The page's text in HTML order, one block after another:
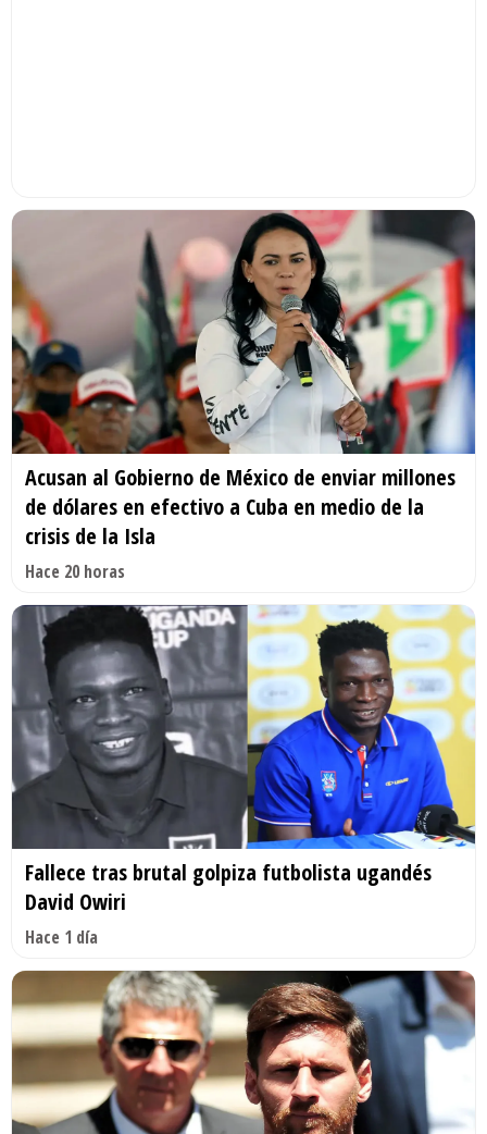
Acusan al Gobierno de México de enviar millones
de dólares en efectivo a Cuba en medio de la
crisis de la Isla
Hace 20 horas
Fallece tras brutal golpiza futbolista ugandés
David Owiri
Hace 1 día